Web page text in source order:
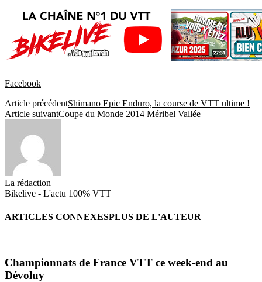
Facebook
Article précédentShimano Epic Enduro, la course de VTT ultime !
Article suivantCoupe du Monde 2014 Méribel Vallée
La rédaction
Bikelive - L'actu 100% VTT
ARTICLES CONNEXESPLUS DE L'AUTEUR
Championnats de France VTT ce week-end au
Dévoluy